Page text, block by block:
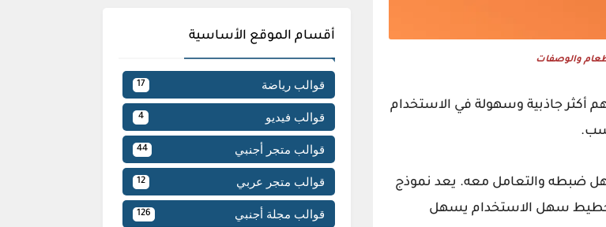
أكثر جاذبية وسهولة في الاستخدام
ضبطه والتعامل معه. يعد نموذج
تخطيط سهل الاستخدام يسهل
أقسام الموقع الأساسية
قوالب رياضة 17
قوالب فيديو 4
قوالب متجر أجنبي 44
قوالب متجر عربي 12
قوالب مجلة أجنبي 126